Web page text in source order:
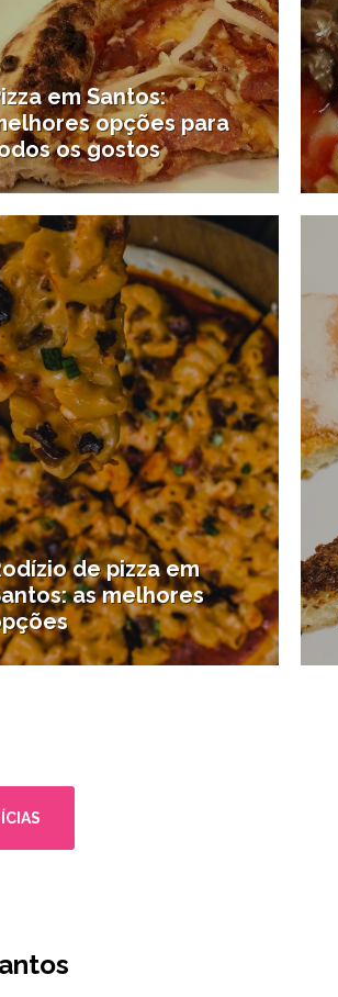
em Santos:
opções para
os gostos
2/11/2018
de pizza em
as melhores